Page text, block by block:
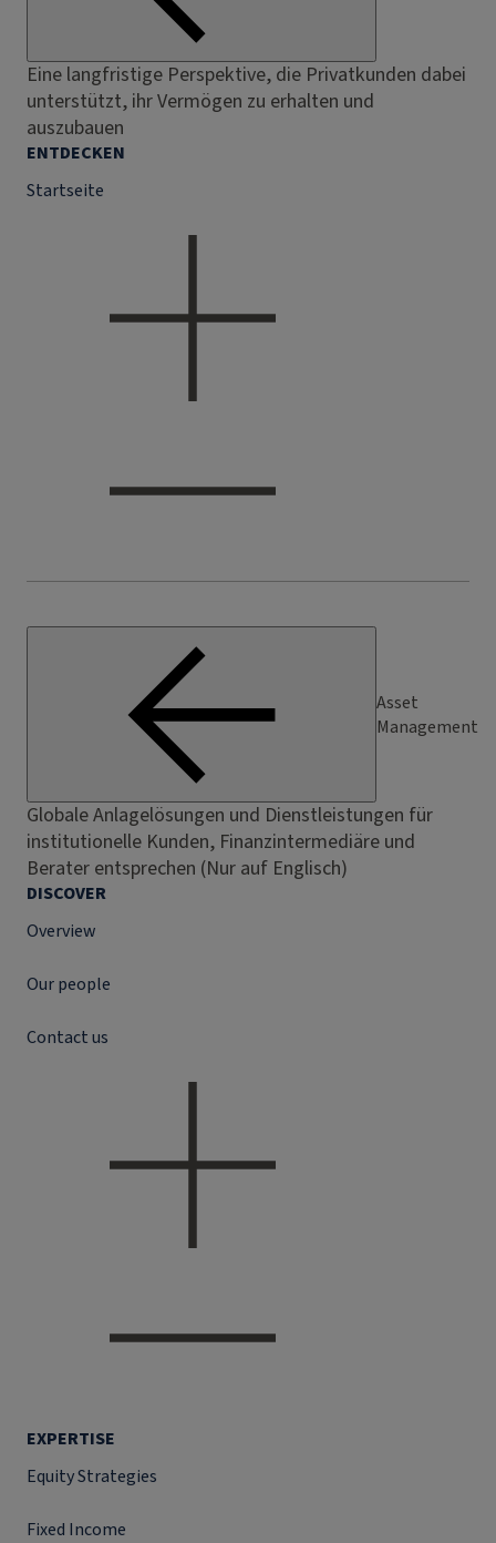
Eine langfristige Perspektive, die Privatkunden dabei
unterstützt, ihr Vermögen zu erhalten und
auszubauen
ENTDECKEN
Startseite
Asset
Management
Globale Anlagelösungen und Dienstleistungen für
institutionelle Kunden, Finanzintermediäre und
Berater entsprechen (Nur auf Englisch)
DISCOVER
Overview
Our people
Contact us
EXPERTISE
Equity Strategies
Fixed Income